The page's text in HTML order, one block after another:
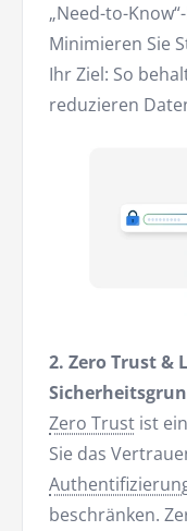
„Need-to-
Minimieren Sie
Ihr Ziel: So
reduzieren
2. Zero Trust &
Zero Trust ist
Sie das
beschränken.